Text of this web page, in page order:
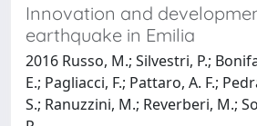
Innovation and
earthquake in Emilia
2016 Russo, M.; Silvestri, P.;
E.; Pagliacci, F.; Pattaro, A. F.;
S.; Ranuzzini, M.; Reverberi, M.;